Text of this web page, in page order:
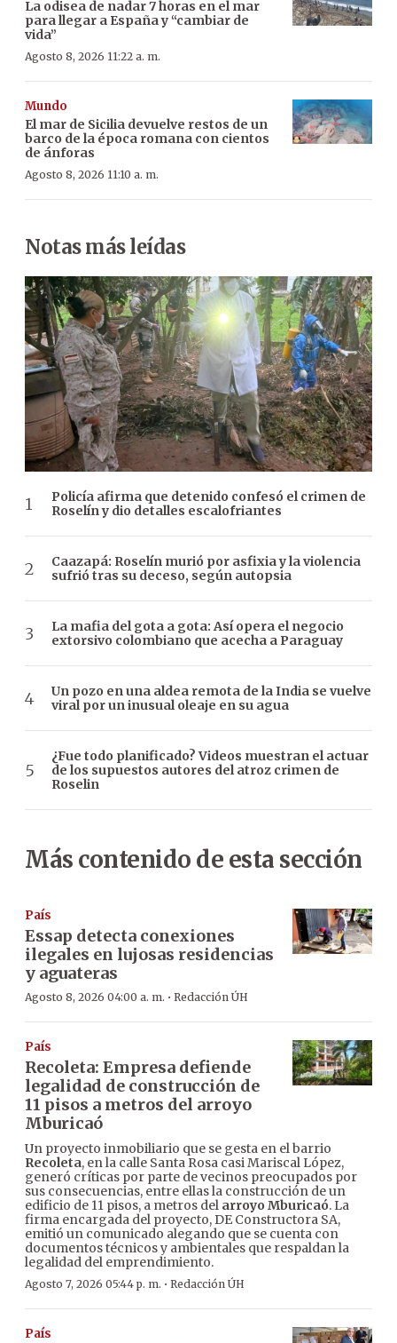
La odisea de nadar 7 horas en el mar
para llegar a España y “cambiar de
vida”
Agosto 8, 2026 11:22 a. m.
Mundo
El mar de Sicilia devuelve restos de un
barco de la época romana con cientos
de ánforas
Agosto 8, 2026 11:10 a. m.
Notas más leídas
Policía afirma que detenido confesó el crimen de
Roselín y dio detalles escalofriantes
Caazapá: Roselín murió por asfixia y la violencia
sufrió tras su deceso, según autopsia
La mafia del gota a gota: Así opera el negocio
extorsivo colombiano que acecha a Paraguay
Un pozo en una aldea remota de la India se vuelve
viral por un inusual oleaje en su agua
¿Fue todo planificado? Videos muestran el actuar
de los supuestos autores del atroz crimen de
Roselin
Más contenido de esta sección
País
Essap detecta conexiones
ilegales en lujosas residencias
y aguateras
Agosto 8, 2026 04:00 a. m. · Redacción ÚH
País
Recoleta: Empresa defiende
legalidad de construcción de
11 pisos a metros del arroyo
Mburicaó
Un proyecto inmobiliario que se gesta en el barrio
Recoleta, en la calle Santa Rosa casi Mariscal López,
generó críticas por parte de vecinos preocupados por
sus consecuencias, entre ellas la construcción de un
edificio de 11 pisos, a metros del arroyo Mburicaó. La
firma encargada del proyecto, DE Constructora SA,
emitió un comunicado alegando que se cuenta con
documentos técnicos y ambientales que respaldan la
legalidad del emprendimiento.
Agosto 7, 2026 05:44 p. m. · Redacción ÚH
País